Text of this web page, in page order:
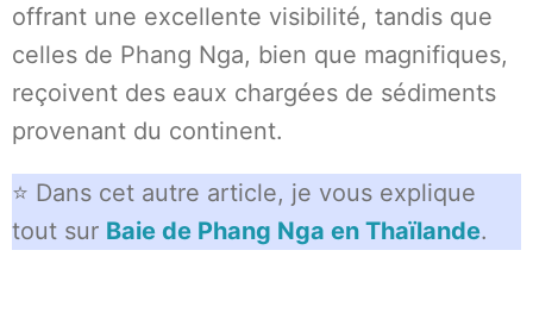
offrant une excellente visibilité, tandis que
celles de Phang Nga, bien que magnifiques,
reçoivent des eaux chargées de sédiments
provenant du continent.
⭐ Dans cet autre article, je vous explique
tout sur Baie de Phang Nga en Thaïlande.